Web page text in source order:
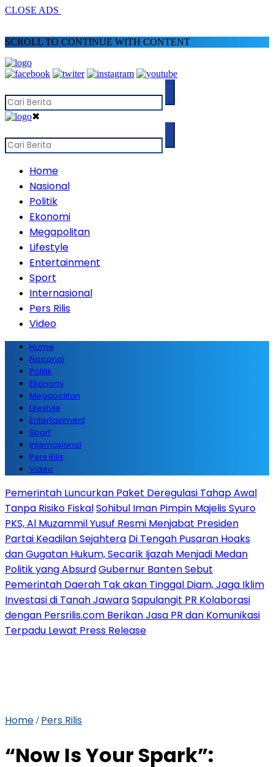
CLOSE ADS
SCROLL TO CONTINUE WITH CONTENT
✖
Home
Nasional
Politik
Ekonomi
Megapolitan
Lifestyle
Entertainment
Sport
Internasional
Pers Rilis
Video
Home
Nasional
Politik
Ekonomi
Megapolitan
Lifestyle
Entertainment
Sport
Internasional
Pers Rilis
Video
Pemerintah Luncurkan Paket Deregulasi Tahap Awal
Tanpa Risiko FiskalSohibul Iman Pimpin Majelis Syuro
PKS, Al Muzammil Yusuf Resmi Menjabat Presiden
Partai Keadilan Sejahtera Di Tengah Pusaran Hoaks
dan Gugatan Hukum, Secarik Ijazah Menjadi Medan
Politik yang AbsurdGubernur Banten Sebut
Pemerintah Daerah Tak akan Tinggal Diam, Jaga Iklim
Investasi di Tanah JawaraSapulangit PR Kolaborasi
dengan Persrilis.com Berikan Jasa PR dan Komunikasi
Terpadu Lewat Press Release
Home / Pers Rilis
“Now Is Your Spark”: